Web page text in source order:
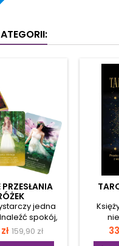
PRZESŁANIA
jedna
spokój,
lub
siebie. Ta
Cena
159,90 zł